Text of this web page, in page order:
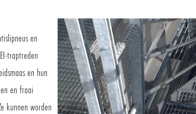
en
traptreden
en hun
en fraai
kunnen worden